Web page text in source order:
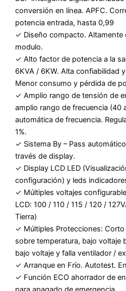
conversión en línea. APFC.
potencia entrada, hasta 0,99
✓ Diseño compacto. Altamente
modulo.
✓ Alto factor de potencia a la
6KVA / 6KW. Alta confiabilidad
Menor consumo y pérdida de
✓ Amplio rango de tensión de
amplio rango de frecuencia (40
automática de frecuencia.
1%.
✓ Sistema By – Pass
través de display.
✓ Display LCD LED
configuración) y leds
✓ Múltiples voltajes
LCD: 100 / 110 / 115 / 120 /
Tierra)
✓ Múltiples Protecciones:
sobre temperatura, bajo voltaje
bajo voltaje y falla ventilador /
✓ Arranque en Frío. Autotest.
✓ Función ECO ahorrador de